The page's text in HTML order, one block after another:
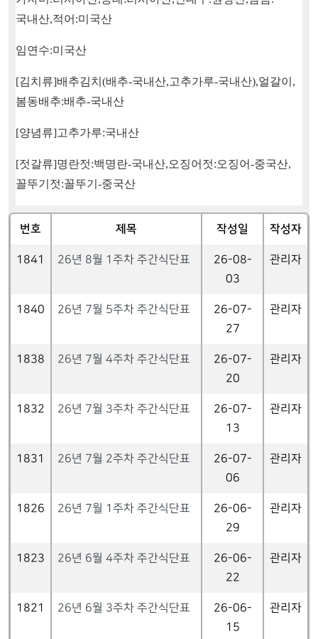
국내산,적어 :미국산
임연수:미국산
[김치류]배추김치 (배추-국내산,고추가루-국내산),얼갈이 ,
봄동배추:배추-국내산
[양념류]고추가루:국내산
[젓갈류]명란젓:백명란-국내산,오징어젓:오징어-중국산,
꼴뚜기젓:꼴뚜기 -중국산
번호 제목 작성일 작성자
1841 26년 8월 1주차 주간식단표
26-08-
03
관리자
1840 26년 7월 5주차 주간식단표
26-07-
27
관리자
1838 26년 7월 4주차 주간식단표
26-07-
20
관리자
1832 26년 7월 3주차 주간식단표
26-07-
13
관리자
1831 26년 7월 2주차 주간식단표
26-07-
06
관리자
1826 26년 7월 1주차 주간식단표
26-06-
29
관리자
1823 26년 6월 4주차 주간식단표
26-06-
22
관리자
1821 26년 6월 3주차 주간식단표
26-06-
15
관리자